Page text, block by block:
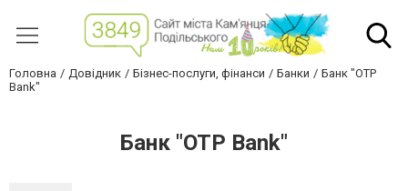
Головна Довідник Бізнес-послуги, фінанси Банки
Банк "OTP
Bank"
Банк "OTP Bank"